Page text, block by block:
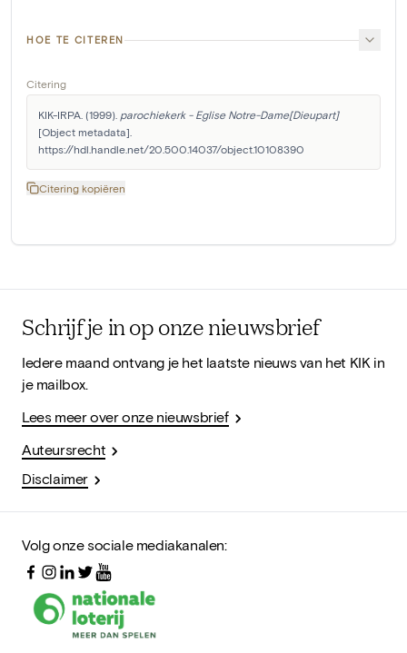
HOE TE CITEREN
Citering
KIK-IRPA. (1999). parochiekerk - Eglise Notre-Dame[Dieupart]
[Object metadata].
https://hdl.handle.net/20.500.14037/object.10108390
Citering kopiëren
Schrijf je in op onze nieuwsbrief
Iedere maand ontvang je het laatste nieuws van het KIK in
je mailbox.
Lees meer over onze nieuwsbrief
Auteursrecht
Disclaimer
Volg onze sociale mediakanalen: